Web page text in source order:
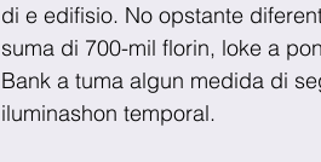
di e edifisio. No opstante
suma di 700-mil florin, loke a
Bank a tuma algun medida di
iluminashon temporal.